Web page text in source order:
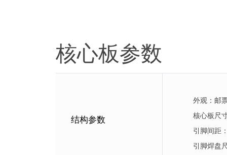
核心板参数
结构参数
外观：邮
核心板尺
引脚间距
引脚焊盘